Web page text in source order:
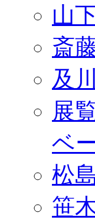
山
斎
及
展
ベ
松
笹